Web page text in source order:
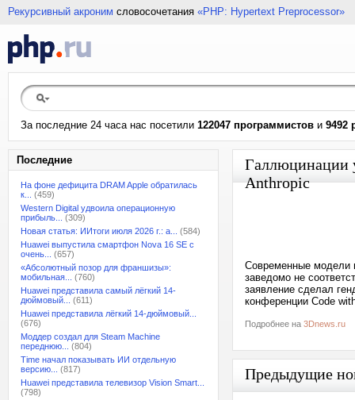
Рекурсивный акроним словосочетания «PHP: Hypertext Preprocessor»
За последние 24 часа нас посетили 122047 программистов и 9492
Последние
На фоне дефицита DRAM Apple обратилась
к...
(459)
Western Digital удвоила операционную
прибыль...
(309)
Новая статья: ИИтоги июля 2026 г.: а...
(584)
Huawei выпустила смартфон Nova 16 SE с
очень...
(657)
«Абсолютный позор для франшизы»:
мобильная...
(760)
Huawei представила самый лёгкий 14-
дюймовый...
(611)
Huawei представила лёгкий 14-дюймовый...
(676)
Моддер создал для Steam Machine
переднюю...
(804)
Time начал показывать ИИ отдельную
версию...
(817)
Huawei представила телевизор Vision Smart...
(798)
Галлюцинации
Anthropic
Современные модели
заведомо не
заявление сделал
конференции Code
Подробнее на 3Dnews.ru
Предыдущие